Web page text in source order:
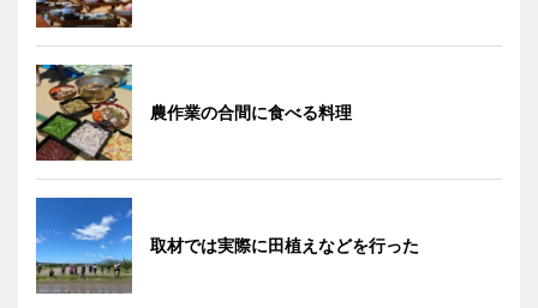
農作業の合間に食べる料理
取材では実際に田植えなどを行った